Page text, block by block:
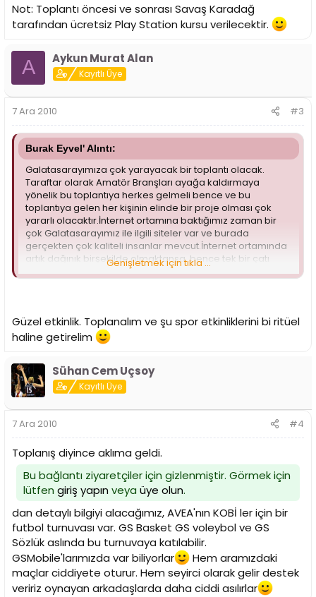
Not: Toplantı öncesi ve sonrası Savaş Karadağ
tarafından ücretsiz Play Station kursu verilecektir.
A Aykun Murat Alan
Kayıtlı Üye
7 Ara 2010 #3
Burak Eyvel' Alıntı:
Galatasarayımıza çok yarayacak bir toplantı olacak.
Taraftar olarak Amatör Branşları ayağa kaldırmaya
yönelik bu toplantıya herkes gelmeli bence ve bu
toplantıya gelen her kişinin elinde bir proje olması çok
yararlı olacaktır.İnternet ortamına baktığımız zaman bir
çok Galatasarayımız ile ilgili siteler var ve burada
gerçekten çok kaliteli insanlar mevcut.İnternet ortamında
artık dağınık birşekilde olmaktansa, bence tek bir çatı
altında bütün amatör branşlarımızın konuşulduğu bir yapı
bulunan tüm sitelerin davet edilmesiyle daha güçlü bir
hale nasıl gelebiliriz onu konuşmalıyız.
SAYGILARIMLA
Not: Toplantı öncesi ve sonrası Savaş Karadağ tarafından
ücretsiz Play Station kursu verilecektir.
Genişletmek için tıkla ...
Güzel etkinlik. Toplanalım ve şu spor etkinliklerini bi ritüel
haline getirelim
Sühan Cem Uçsoy
Kayıtlı Üye
7 Ara 2010 #4
Toplanış diyince aklıma geldi.
Bu bağlantı ziyaretçiler için gizlenmiştir. Görmek için
lütfen giriş yapınveya üye olun.
dan detaylı bilgiyi alacağımız, AVEA'nın KOBİ ler için bir
futbol turnuvası var. GS Basket GS voleybol ve GS
Sözlük aslında bu turnuvaya katılabilir.
GSMobile'larımızda var biliyorlar
Hem aramızdaki
maçlar ciddiyete oturur. Hem seyirci olarak gelir destek
veririz oynayan arkadaşlarda daha ciddi asılırlar